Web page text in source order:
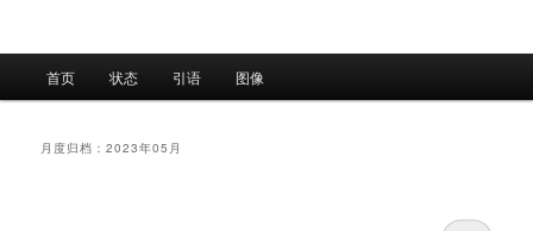
首页 状态 引语 图像
月度归档：2023年05月